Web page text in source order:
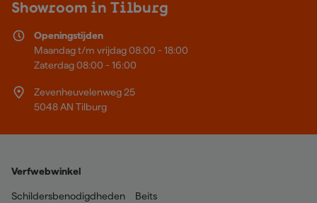
Showroom in Tilburg
Openingstijden
Maandag t/m vrijdag 08:00 - 18:00
Zaterdag 08:00 - 16:00
Zevenheuvelenweg 25
5048 AN Tilburg
Verfwebwinkel
Schildersbenodigdheden
Beits